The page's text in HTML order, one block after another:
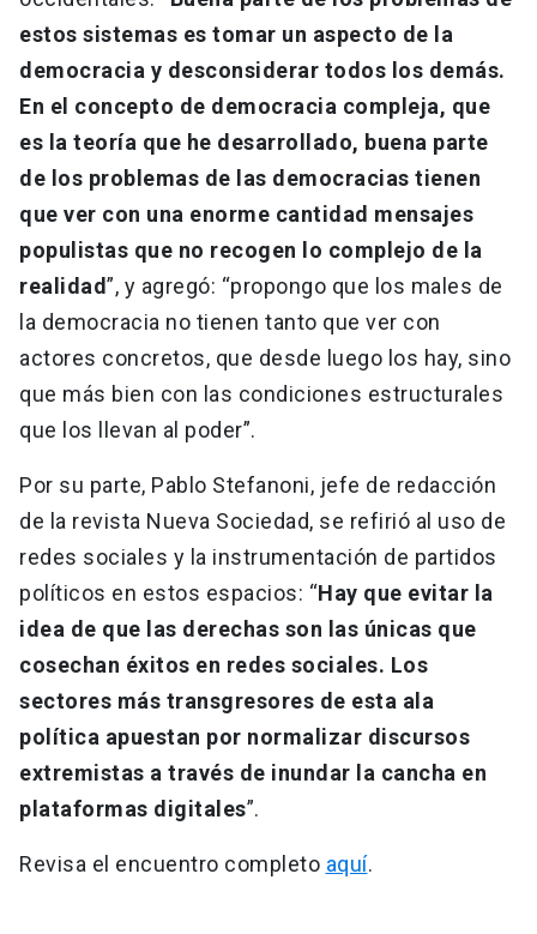
estos sistemas es tomar un aspecto de la
democracia y desconsiderar todos los demás.
En el concepto de democracia compleja, que
es la teoría que he desarrollado, buena parte
de los problemas de las democracias tienen
que ver con una enorme cantidad mensajes
populistas que no recogen lo complejo de la
realidad”, y agregó: “propongo que los males de
la democracia no tienen tanto que ver con
actores concretos, que desde luego los hay, sino
que más bien con las condiciones estructurales
que los llevan al poder”.
Por su parte, Pablo Stefanoni, jefe de redacción
de la revista Nueva Sociedad, se refirió al uso de
redes sociales y la instrumentación de partidos
políticos en estos espacios: “Hay que evitar la
idea de que las derechas son las únicas que
cosechan éxitos en redes sociales. Los
sectores más transgresores de esta ala
política apuestan por normalizar discursos
extremistas a través de inundar la cancha en
plataformas digitales”.
Revisa el encuentro completo aquí.